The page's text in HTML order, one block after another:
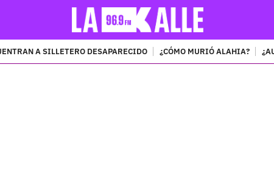
A SILLETERO DESAPARECIDO ¿CÓMO MURIÓ ALAHIA?